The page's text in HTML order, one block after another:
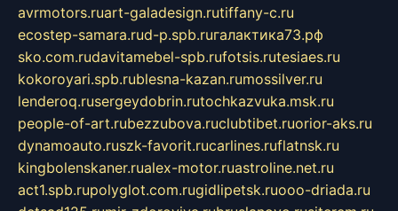
avrmotors.ruart-galadesign.rutiffany-c.ru
ecostep-samara.rud-p.spb.ruгалактика73.рф
sko.com.rudavitamebel-spb.rufotsis.rutesiaes.ru
kokoroyari.spb.rublesna-kazan.rumossilver.ru
lenderoq.rusergeydobrin.rutochkazvuka.msk.ru
people-of-art.rubezzubova.ruclubtibet.ruorior-aks.ru
dynamoauto.ruszk-favorit.rucarlines.ruflatnsk.ru
kingbolenskaner.rualex-motor.ruastroline.net.ru
act1.spb.rupolyglot.com.rugidlipetsk.ruooo-driada.ru